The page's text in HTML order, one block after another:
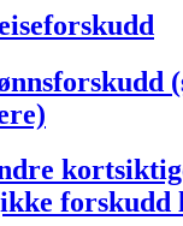
forskudd